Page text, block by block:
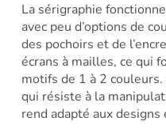
La sérigraphie
avec peu d’options de
des pochoirs et de
écrans à mailles, ce qui
motifs de 1 à 2
qui résiste à la
rend adapté aux